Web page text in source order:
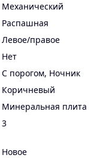
Механический
Распашная
Левое/правое
Нет
С порогом, Ночник
Коричневый
Минеральная плита
3
Новое